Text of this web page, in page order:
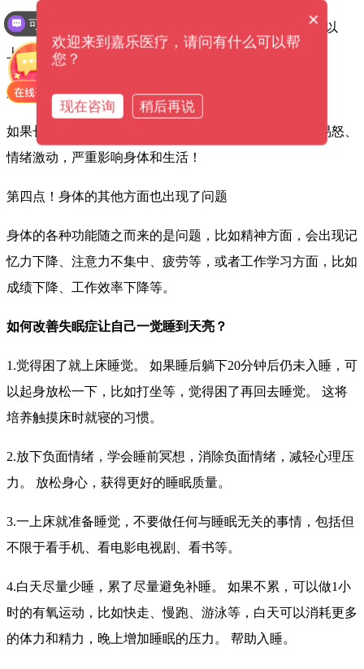
也就是说失眠的症状持续一个月以上，或者每周出现3次以
上。
第三点！失眠给身体带来了影响
如果长期睡眠不足而让身体受到影响，出现四肢无力、易怒、
情绪激动，严重影响身体和生活！
第四点！身体的其他方面也出现了问题
身体的各种功能随之而来的是问题，比如精神方面，会出现记
忆力下降、注意力不集中、疲劳等，或者工作学习方面，比如
成绩下降、工作效率下降等。
如何改善失眠症让自己一觉睡到天亮？
1.觉得困了就上床睡觉。 如果睡后躺下20分钟后仍未入睡，可
以起身放松一下，比如打坐等，觉得困了再回去睡觉。 这将
培养触摸床时就寝的习惯。
2.放下负面情绪，学会睡前冥想，消除负面情绪，减轻心理压
力。 放松身心，获得更好的睡眠质量。
3.一上床就准备睡觉，不要做任何与睡眠无关的事情，包括但
不限于看手机、看电影电视剧、看书等。
4.白天尽量少睡，累了尽量避免补睡。 如果不累，可以做1小
时的有氧运动，比如快走、慢跑、游泳等，白天可以消耗更多
的体力和精力，晚上增加睡眠的压力。 帮助入睡。
可以提供解决方案吗？ ×
欢迎来到嘉乐医疗，请问有什么可以帮
您？
现在咨询 稍后再说